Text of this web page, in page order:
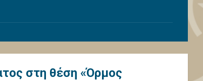
στη θέση «Όρμος